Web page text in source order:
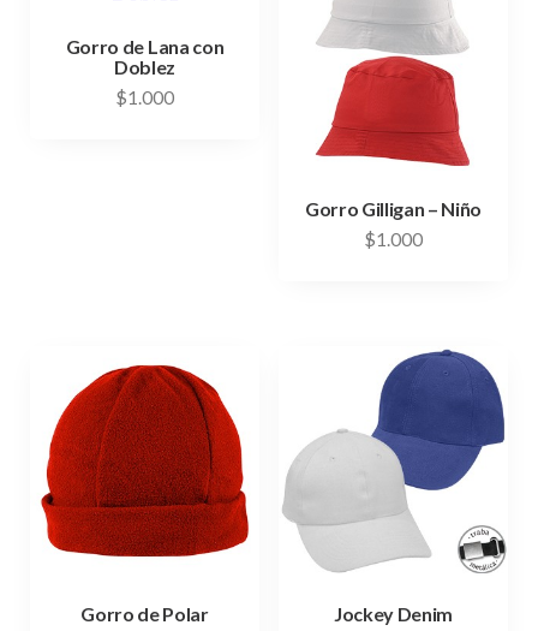
Gorro de Lana con
Doblez
$1.000
Gorro Gilligan – Niño
$1.000
Gorro de Polar Jockey Denim